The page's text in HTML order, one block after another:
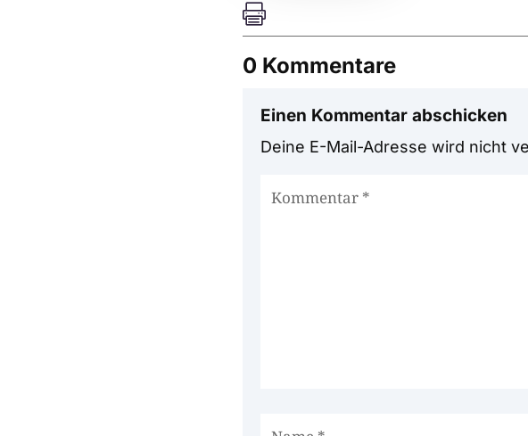

0 Kommentare
Einen Kommentar abschicken
Deine E-Mail-Adresse wird nicht